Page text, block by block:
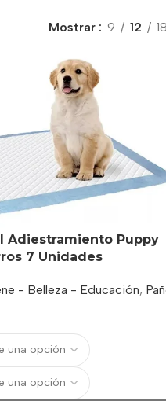
Mostrar 9 12 18
Adiestramiento Puppy
7 Unidades
- Belleza - Educación,